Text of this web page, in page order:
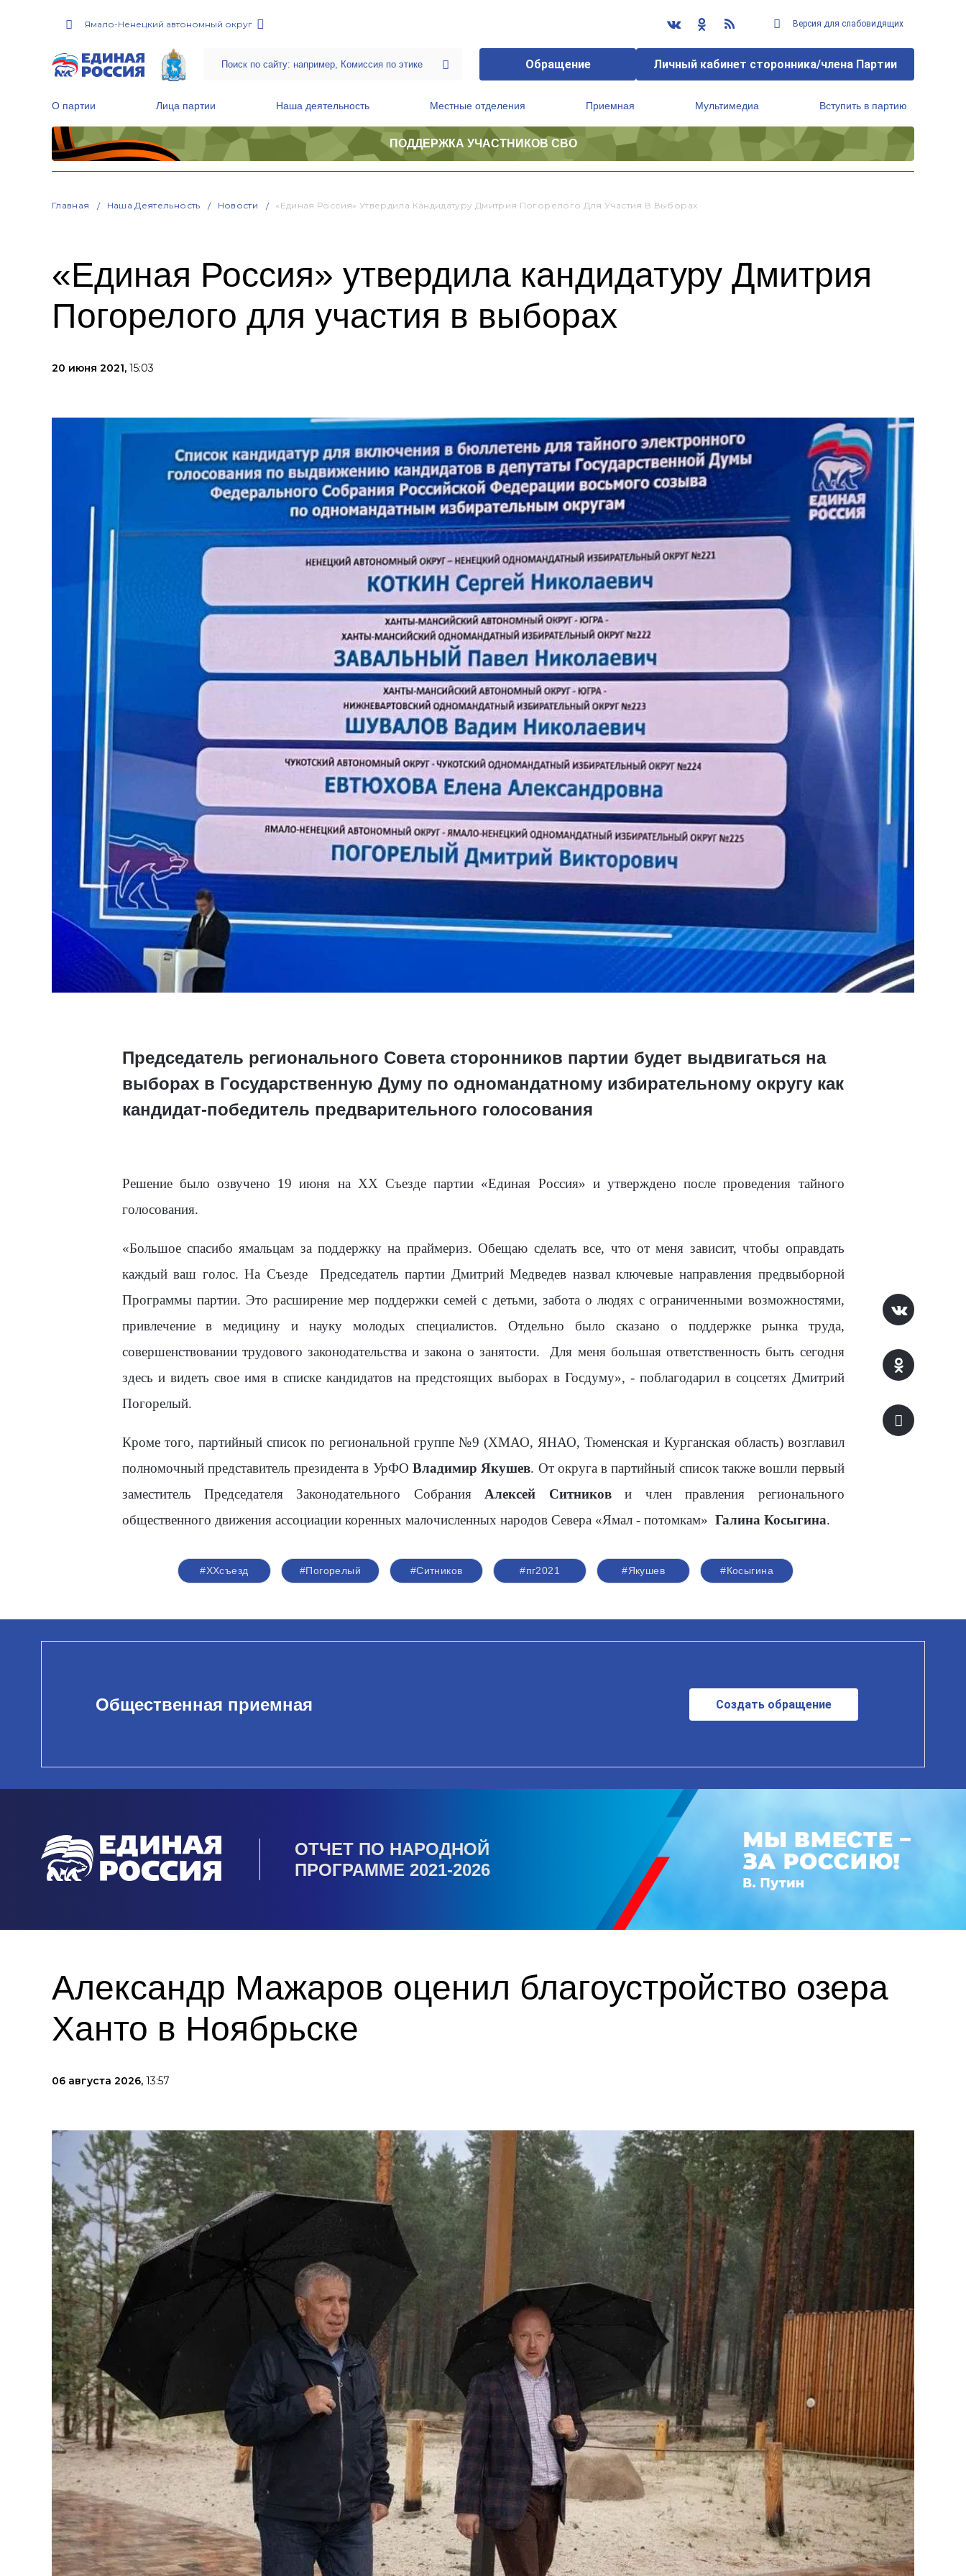
Ямало-Ненецкий автономный округ Версия для слабовидящих
Обращение Личный кабинет сторонника/члена Партии
О партии Лица партии Наша деятельность Местные отделения Приемная Мультимедиа Вступить в партию
ПОДДЕРЖКА УЧАСТНИКОВ СВО
Главная Наша Деятельность Новости «Единая Россия» Утвердила Кандидатуру Дмитрия Погорелого Для Участия В Выборах
«Единая Россия» утвердила кандидатуру Дмитрия
Погорелого для участия в выборах
20 июня 2021, 15:03
Председатель регионального Совета сторонников партии будет выдвигаться на
выборах в Государственную Думу по одномандатному избирательному округу как
кандидат-победитель предварительного голосования
Решение было озвучено 19 июня на ХХ Съезде партии «Единая Россия» и утверждено после проведения тайного
голосования.
«Большое спасибо ямальцам за поддержку на праймериз. Обещаю сделать все, что от меня зависит, чтобы оправдать
каждый ваш голос. На Съезде
Председатель партии Дмитрий Медведев назвал ключевые направления предвыборной
Программы партии. Это расширение мер поддержки семей с детьми, забота о людях с ограниченными возможностями,
привлечение в медицину и науку молодых специалистов. Отдельно было сказано о поддержке рынка труда,
совершенствовании трудового законодательства и закона о занятости.
Для меня большая ответственность быть сегодня
здесь и видеть свое имя в списке кандидатов на предстоящих выборах в Госдуму», - поблагодарил в соцсетях Дмитрий
Погорелый.
Кроме того, партийный список по региональной группе №9 (ХМАО, ЯНАО, Тюменская и Курганская область) возглавил
полномочный представитель президента в УрФО Владимир Якушев. От округа в партийный список также вошли первый
заместитель Председателя Законодательного Собрания Алексей Ситникови член правления регионального
общественного движения ассоциации коренных малочисленных народов Севера «Ямал - потомкам» Галина Косыгина.
#ХХсъезд #Погорелый #Ситников #пг2021 #Якушев #Косыгина
Общественная приемная Создать обращение
ОТЧЕТ ПО НАРОДНОЙ
ПРОГРАММЕ 2021-2026
Александр Мажаров оценил благоустройство озера
Ханто в Ноябрьске
06 августа 2026, 13:57